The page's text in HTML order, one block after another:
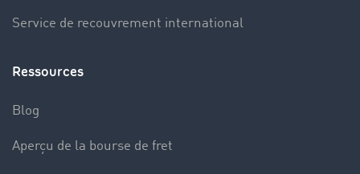
Service de recouvrement international
Ressources
Blog
Aperçu de la bourse de fret